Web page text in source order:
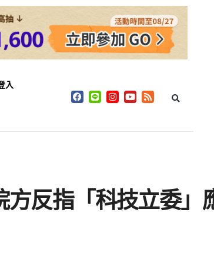
入
反指「科技立委」